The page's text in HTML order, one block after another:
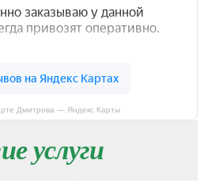
Дмитрова — Яндекс Карты
услуги